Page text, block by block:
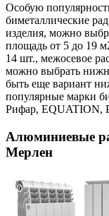
Особую
биметаллические
изделия, можно
площадь от 5 до 19
14 шт., межосевое
можно выбрать
быть еще вариант
популярные марки
Рифар, EQUATION,
Алюминиевые
Мерлен